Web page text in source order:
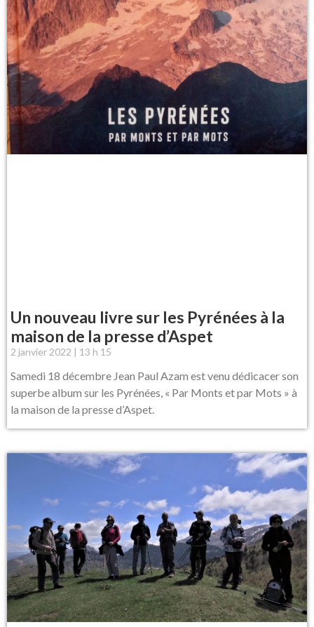
Un nouveau livre sur les Pyrénées à la
maison de la presse d’Aspet
2 janvier 2022 13 h 15
Samedi 18 décembre Jean Paul Azam est venu dédicacer son
superbe album sur les Pyrénées, « Par Monts et par Mots » à
la maison de la presse d’Aspet.